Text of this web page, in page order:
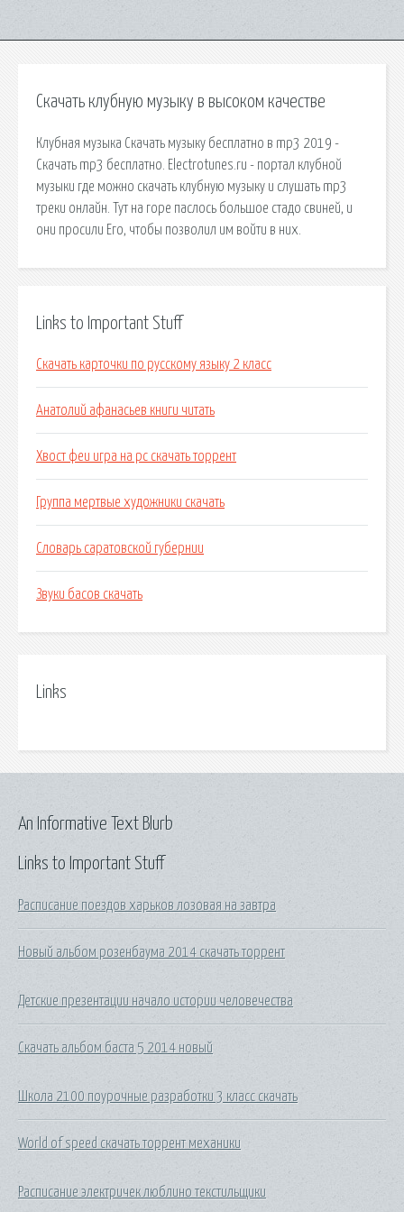
Скачать клубную музыку в высоком качестве
Клубная музыка Скачать музыку бесплатно в mp3 2019 -
Скачать mp3 бесплатно. Electrotunes.ru - портал клубной
музыки где можно скачать клубную музыку и слушать mp3
треки онлайн. Тут на горе паслось большое стадо свиней, и
они просили Его, чтобы позволил им войти в них.
Links to Important Stuff
Скачать карточки по русскому языку 2 класс
Анатолий афанасьев книги читать
Хвост феи игра на pc скачать торрент
Группа мертвые художники скачать
Словарь саратовской губернии
Звуки басов скачать
Links
Links to Important Stuff
Расписание поездов харьков лозовая на завтра
Новый альбом розенбаума 2014 скачать торрент
Детские презентации начало истории человечества
Скачать альбом баста 5 2014 новый
Школа 2100 поурочные разработки 3 класс скачать
World of speed скачать торрент механики
Расписание электричек люблино текстильщики
An Informative Text Blurb